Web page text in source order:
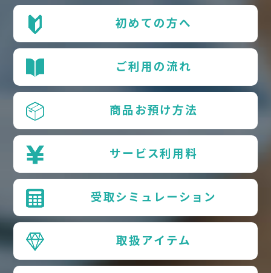
初めての方へ
ご利用の流れ
商品お預け方法
サービス利用料
受取シミュレーション
取扱アイテム